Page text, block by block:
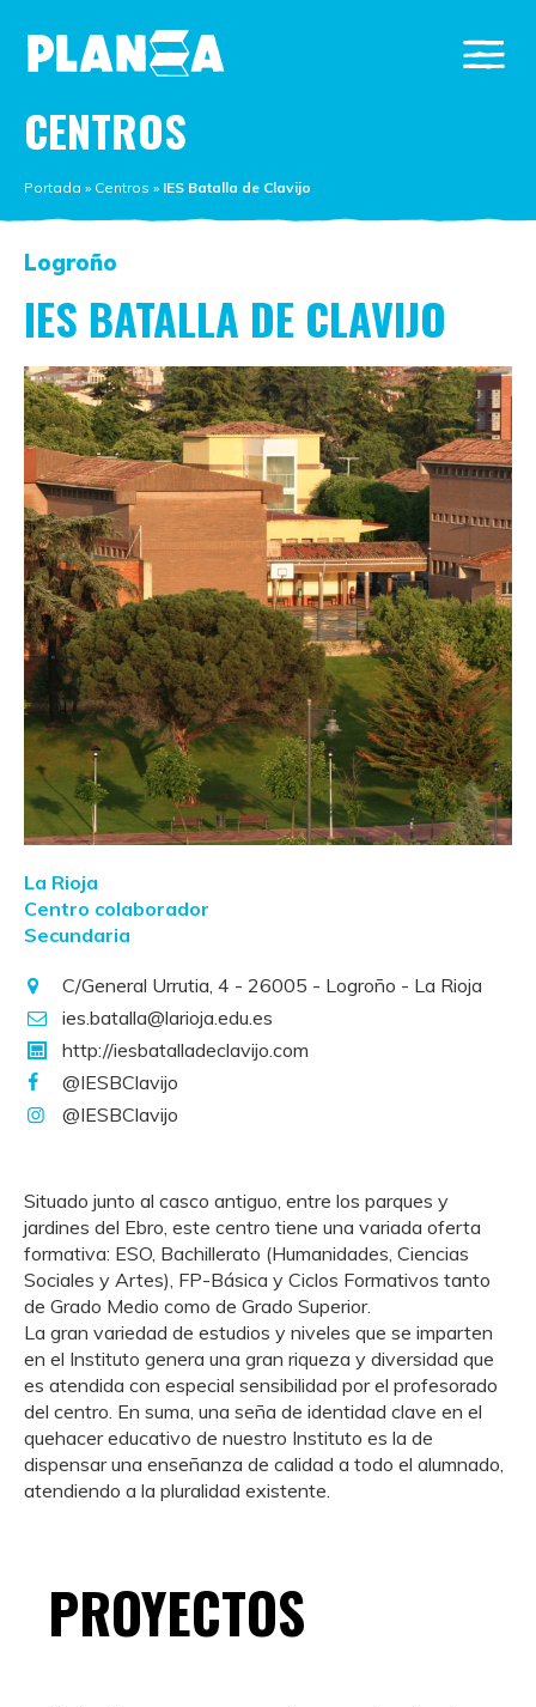
CENTROS
Portada » Centros » IES Batalla de Clavijo
Logroño
IES BATALLA DE CLAVIJO
La Rioja
Centro colaborador
Secundaria
C/General Urrutia, 4 - 26005 - Logroño - La Rioja
ies.batalla@larioja.edu.es
http://iesbatalladeclavijo.com
@IESBClavijo
@IESBClavijo
Situado junto al casco antiguo, entre los parques y
jardines del Ebro, este centro tiene una variada oferta
formativa: ESO, Bachillerato (Humanidades, Ciencias
Sociales y Artes), FP-Básica y Ciclos Formativos tanto
de Grado Medio como de Grado Superior.
La gran variedad de estudios y niveles que se imparten
en el Instituto genera una gran riqueza y diversidad que
es atendida con especial sensibilidad por el profesorado
del centro. En suma, una seña de identidad clave en el
quehacer educativo de nuestro Instituto es la de
dispensar una enseñanza de calidad a todo el alumnado,
atendiendo a la pluralidad existente.
PROYECTOS